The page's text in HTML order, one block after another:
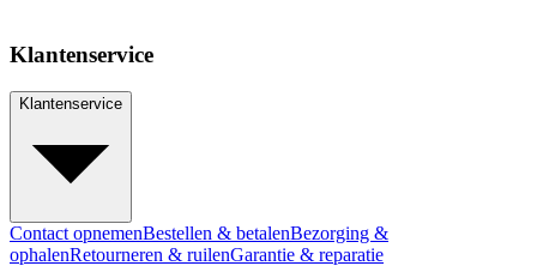
Klantenservice
Klantenservice
Contact opnemenBestellen & betalenBezorging &
ophalenRetourneren & ruilenGarantie & reparatie